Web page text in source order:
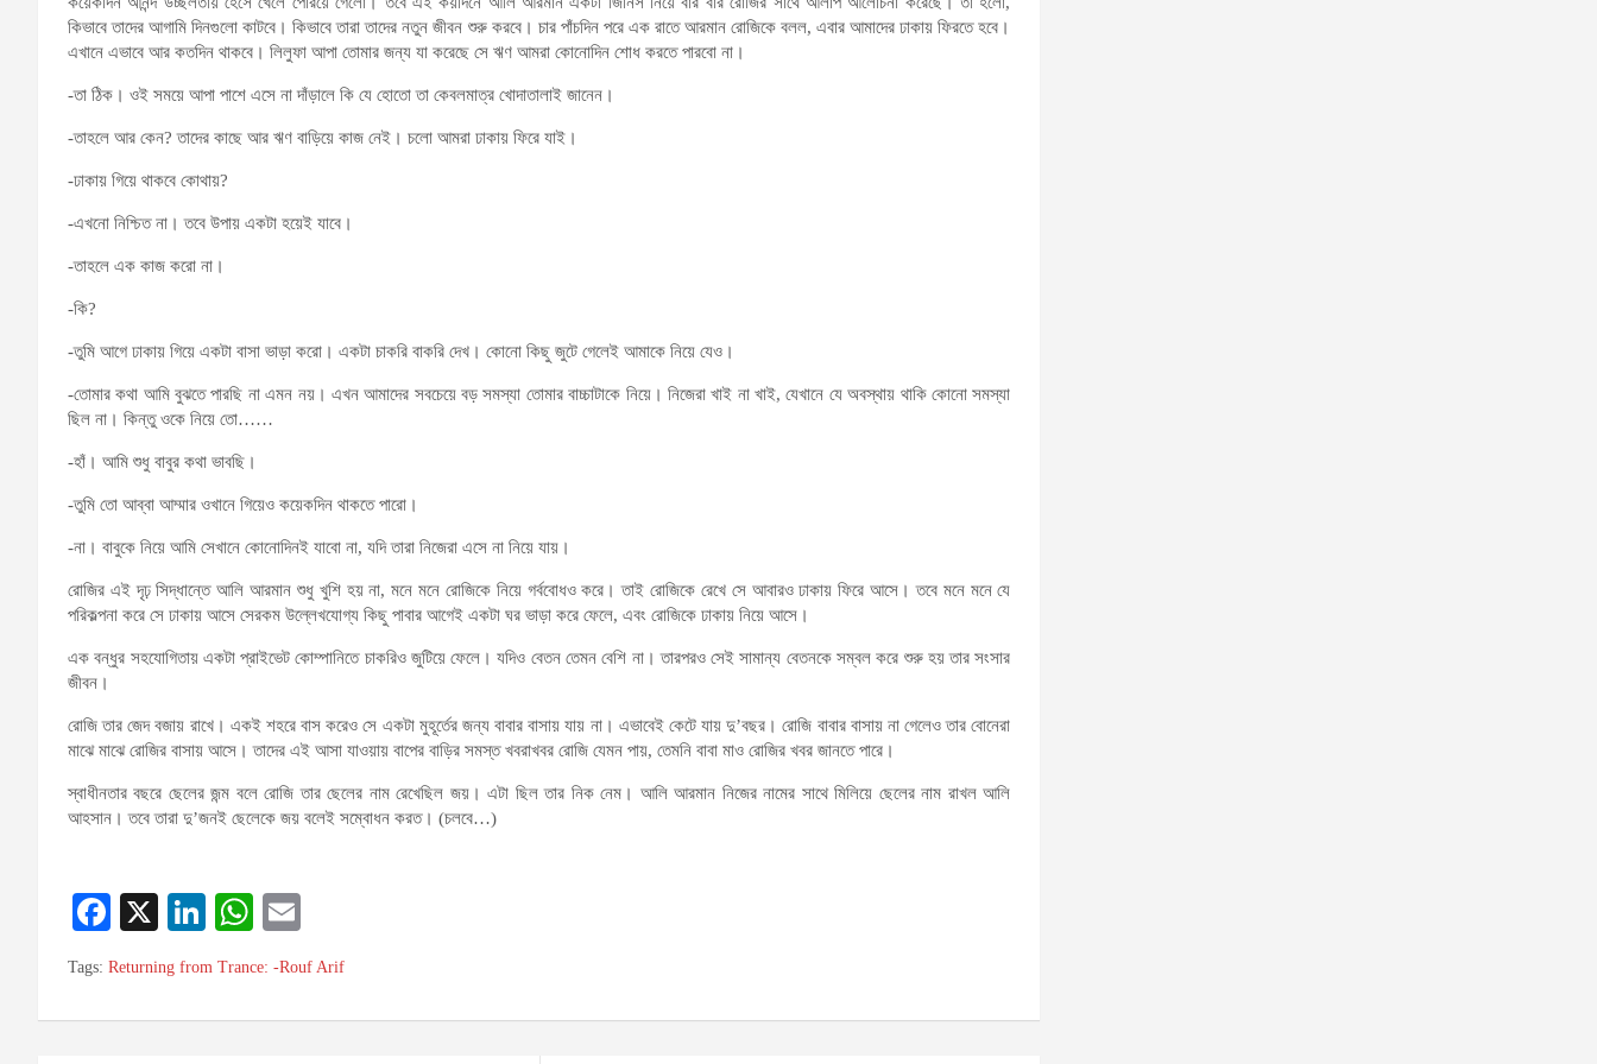
কিভাবে তাদের আগামি দিনগুলো কাটবে। কিভাবে তারা তাদের নতুন জীবন শুরু করবে। চার পাঁচদিন পরে এক রাতে আরমান রোজিকে বলল, এবার আমাদের ঢাকায় ফিরতে হবে।
এখানে এভাবে আর কতদিন থাকবে। লিলুফা আপা তোমার জন্য যা করেছে সে ঋণ আমরা কোনোদিন শোধ করতে পারবো না।
-তা ঠিক। ওই সময়ে আপা পাশে এসে না দাঁড়ালে কি যে হোতো তা কেবলমাত্র খোদাতালাই জানেন।
-তাহলে আর কেন? তাদের কাছে আর ঋণ বাড়িয়ে কাজ নেই। চলো আমরা ঢাকায় ফিরে যাই।
-ঢাকায় গিয়ে থাকবে কোথায়?
-এখনো নিশ্চিত না। তবে উপায় একটা হয়েই যাবে।
-তাহলে এক কাজ করো না।
-কি?
-তুমি আগে ঢাকায় গিয়ে একটা বাসা ভাড়া করো। একটা চাকরি বাকরি দেখ। কোনো কিছু জুটে গেলেই আমাকে নিয়ে যেও।
-তোমার কথা আমি বুঝতে পারছি না এমন নয়। এখন আমাদের সবচেয়ে বড় সমস্যা তোমার বাচ্চাটাকে নিয়ে। নিজেরা খাই না খাই, যেখানে যে অবস্থায় থাকি কোনো সমস্যা
ছিল না। কিন্তু ওকে নিয়ে তো……
-হাঁ। আমি শুধু বাবুর কথা ভাবছি।
-তুমি তো আব্বা আম্মার ওখানে গিয়েও কয়েকদিন থাকতে পারো।
-না। বাবুকে নিয়ে আমি সেখানে কোনোদিনই যাবো না, যদি তারা নিজেরা এসে না নিয়ে যায়।
রোজির এই দৃঢ় সিদ্ধান্তে আলি আরমান শুধু খুশি হয় না, মনে মনে রোজিকে নিয়ে গর্ববোধও করে। তাই রোজিকে রেখে সে আবারও ঢাকায় ফিরে আসে। তবে মনে মনে যে
পরিকল্পনা করে সে ঢাকায় আসে সেরকম উল্লেখযোগ্য কিছু পাবার আগেই একটা ঘর ভাড়া করে ফেলে, এবং রোজিকে ঢাকায় নিয়ে আসে।
এক বন্ধুর সহযোগিতায় একটা প্রাইভেট কোম্পানিতে চাকরিও জুটিয়ে ফেলে। যদিও বেতন তেমন বেশি না। তারপরও সেই সামান্য বেতনকে সম্বল করে শুরু হয় তার সংসার
জীবন।
রোজি তার জেদ বজায় রাখে। একই শহরে বাস করেও সে একটা মুহূর্তের জন্য বাবার বাসায় যায় না। এভাবেই কেটে যায় দু’বছর। রোজি বাবার বাসায় না গেলেও তার বোনেরা
মাঝে মাঝে রোজির বাসায় আসে। তাদের এই আসা যাওয়ায় বাপের বাড়ির সমস্ত খবরাখবর রোজি যেমন পায়, তেমনি বাবা মাও রোজির খবর জানতে পারে।
স্বাধীনতার বছরে ছেলের জন্ম বলে রোজি তার ছেলের নাম রেখেছিল জয়। এটা ছিল তার নিক নেম। আলি আরমান নিজের নামের সাথে মিলিয়ে ছেলের নাম রাখল আলি
আহসান। তবে তারা দু’জনই ছেলেকে জয় বলেই সম্বোধন করত। (চলবে…)
Fa
ce
ok
X
Li
nk
In
W
ha
A
m
Tags: Returning from Trance: -Rouf Arif